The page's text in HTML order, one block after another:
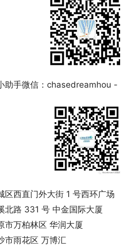
助手微信：chasedreamhou - 了
区西直门外大街 1 号西环广场
北路 331 号 中金国际大厦
市万柏林区 华润大厦
市雨花区 万博汇